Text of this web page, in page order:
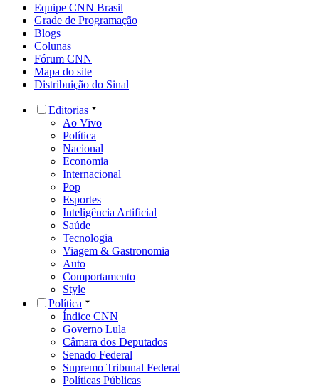
Equipe CNN Brasil
Grade de Programação
Blogs
Colunas
Fórum CNN
Mapa do site
Distribuição do Sinal
Editorias
Ao Vivo
Política
Nacional
Economia
Internacional
Pop
Esportes
Inteligência Artificial
Saúde
Tecnologia
Viagem & Gastronomia
Auto
Comportamento
Style
Política
Índice CNN
Governo Lula
Câmara dos Deputados
Senado Federal
Supremo Tribunal Federal
Políticas Públicas